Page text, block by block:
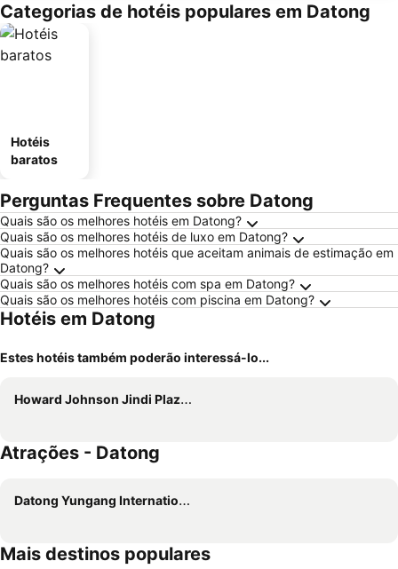
Categorias de hotéis populares em Datong
Hotéis
baratos
Perguntas Frequentes sobre Datong
Quais são os melhores hotéis em Datong?
Quais são os melhores hotéis de luxo em Datong?
Quais são os melhores hotéis que aceitam animais de estimação em
Datong?
Quais são os melhores hotéis com spa em Datong?
Quais são os melhores hotéis com piscina em Datong?
Hotéis em Datong
Estes hotéis também poderão interessá-lo...
Howard Johnson Jindi Plaza Datong
Atrações - Datong
Datong Yungang International Airport
Mais destinos populares